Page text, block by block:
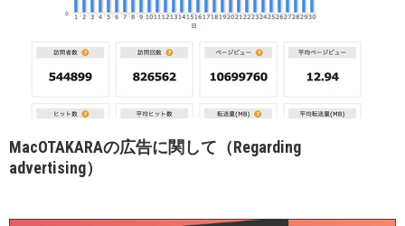
MacOTAKARAの広告に関して（Regarding
advertising）